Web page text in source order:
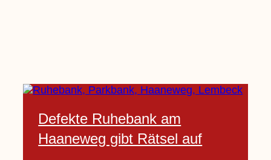
Defekte Ruhebank am
Haaneweg gibt Rätsel auf